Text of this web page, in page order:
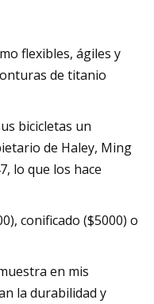
flexibles, ágiles y
de titanio
bicicletas un
de Haley, Ming
lo que los hace
conificado ($5000) o
en mis
la durabilidad y